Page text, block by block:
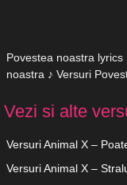
Povestea noastra
noastra ♪ Versuri
Vezi si alte
Versuri Animal X –
Versuri Animal X –